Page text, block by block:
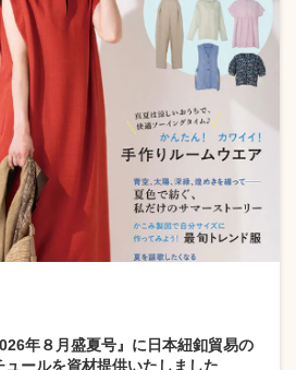
年８月盛夏号』に日本紐釦貿易の
ールを資材提供いたしました